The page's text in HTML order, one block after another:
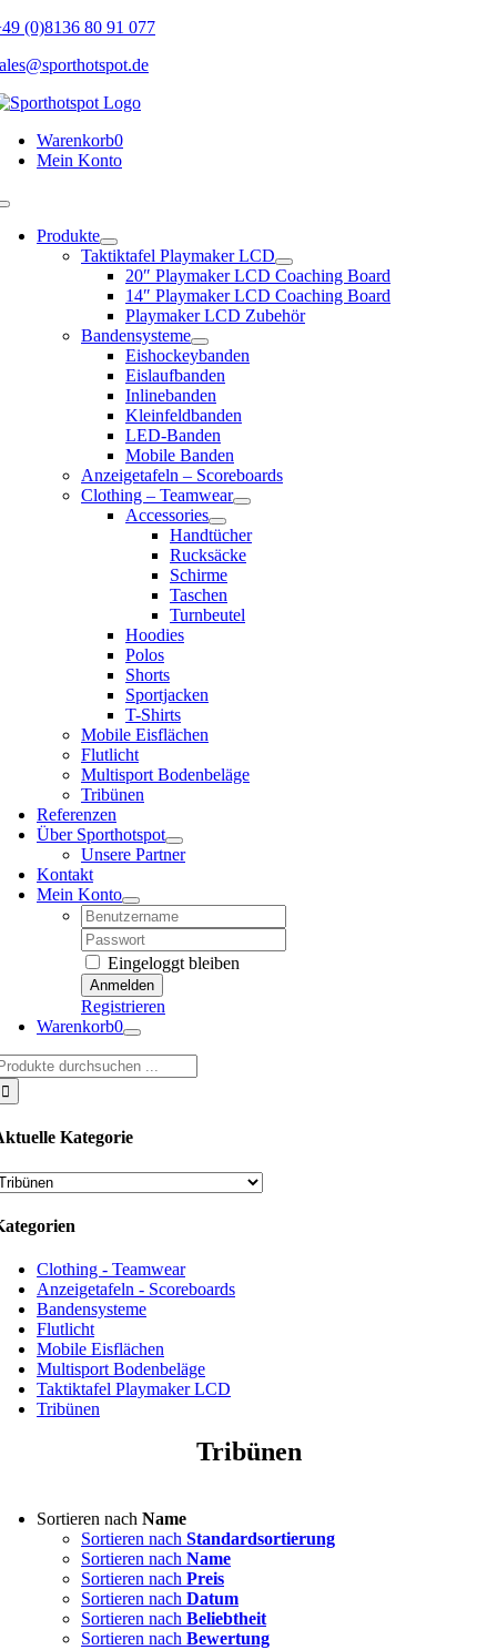
Skip
content
(0)8136 80 91 077
Warenkorb0
Mein Konto
Toggle
NavigationProdukte
Taktiktafel Playmaker LCD
20″ Playmaker LCD Coaching Board
14″ Playmaker LCD Coaching Board
Playmaker LCD Zubehör
Bandensysteme
Eishockeybanden
Eislaufbanden
Inlinebanden
Kleinfeldbanden
LED-Banden
Mobile Banden
Anzeigetafeln – Scoreboards
Clothing – Teamwear
Accessories
Handtücher
Rucksäcke
Schirme
Taschen
Turnbeutel
Hoodies
Polos
Shorts
Sportjacken
T-Shirts
Mobile Eisflächen
Flutlicht
Multisport Bodenbeläge
Tribünen
Referenzen
Über Sporthotspot
Unsere Partner
Kontakt
Mein Konto
Username:
Password:
Eingeloggt bleiben
Registrieren
Warenkorb0
Kategorie
Clothing - Teamwear
Anzeigetafeln - Scoreboards
Bandensysteme
Flutlicht
Mobile Eisflächen
Multisport Bodenbeläge
Taktiktafel Playmaker LCD
Tribünen
Tribünen
Sortieren nach Name
Sortieren nach Standardsortierung
Sortieren nach Name
Sortieren nach Preis
Sortieren nach Datum
Sortieren nach Beliebtheit
Sortieren nach Bewertung